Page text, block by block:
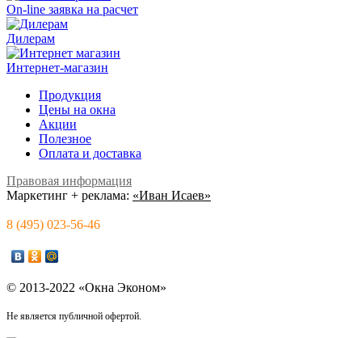
On-line заявка на расчет
Дилерам
Интернет-магазин
Продукция
Цены на окна
Акции
Полезное
Оплата и доставка
Правовая информация
Маркетинг + реклама: «Иван Исаев»
8 (495) 023-56-46
© 2013-2022 «Окна Эконом»
Не является публичной офертой.